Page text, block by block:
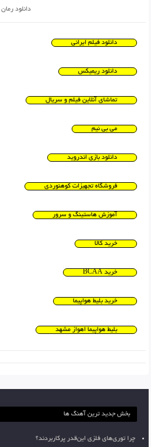
دانلود رمان
دانلود فیلم ایرانی
دانلود ریمیکس
تماشای آنلاین فیلم و سریال
می بی نیم
دانلود بازی اندروید
فروشگاه تجهیزات کوهنوردی
آموزش هاستینگ و سرور
خرید کالا
خرید BCAA
خرید بلیط هواپیما
بلیط هواپیما اهواز مشهد
بخش جدید ترین آهنگ ها
چرا توری‌های فلزی این‌قدر پرکاربردند؟